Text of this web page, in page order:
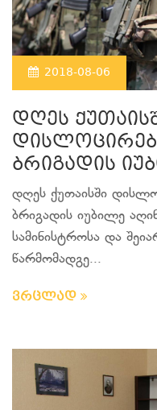
2018-08-06
დღეს
ბრიგადის
დღეს ქუთაისში
ბრიგადის იუბილე
სამინისტროსა და
წარმომადგე...
ვრცლად